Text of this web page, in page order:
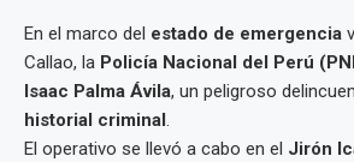
En el marco del estado de emergencia
Callao, la Policía Nacional del Perú
Isaac Palma Ávila, un peligroso
historial criminal .
El operativo se llevó a cabo en el Jirón